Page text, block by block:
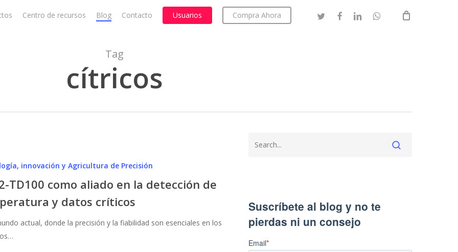
Centro de recursos Blog Contacto Usuarios Compra Ahora twitter facebooklinkedin whatsapp
Cart
Tag
cítricos
innovación y Agricultura de Precisión
TD100 como aliado en la detección de
y datos críticos
actual, donde la precisión y la fiabilidad son esenciales en los